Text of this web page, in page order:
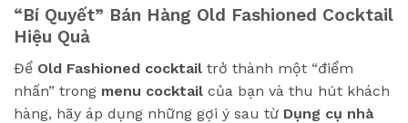
“Bí Quyết” Bán Hàng Old Fashioned Cocktail
Hiệu Quả
Để Old Fashioned cocktail trở thành một “điểm
nhấn” trong menu cocktail của bạn và thu hút khách
hàng, hãy áp dụng những gợi ý sau từ Dụng cụ nhà